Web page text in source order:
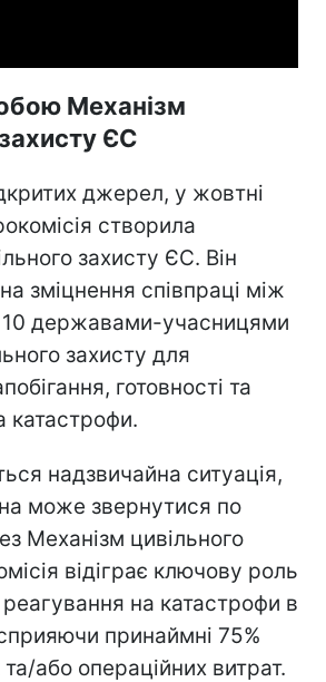
Механізм
ЄС
джерел, у жовтні
створила
захисту ЄС. Він
зміцнення співпраці між
10 державами-учасницями
захисту для
готовності та
катастрофи.
надзвичайна ситуація,
може звернутися по
Механізм цивільного
відіграє ключову роль
реагування на катастрофи в
принаймні 75%
або операційних витрат.